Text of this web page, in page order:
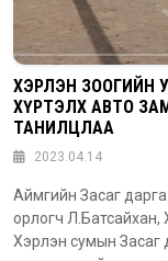
ХЭРЛЭН ЗООГИЙН
ХҮРТЭЛХ АВТО
ТАНИЛЦЛАА
2023.04.14
Аймгийн Засаг
орлогч
Хэрлэн сумын Засаг